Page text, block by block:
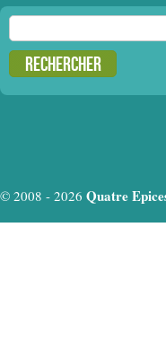
Rechercher :
© 2008 - 2026 Quatre